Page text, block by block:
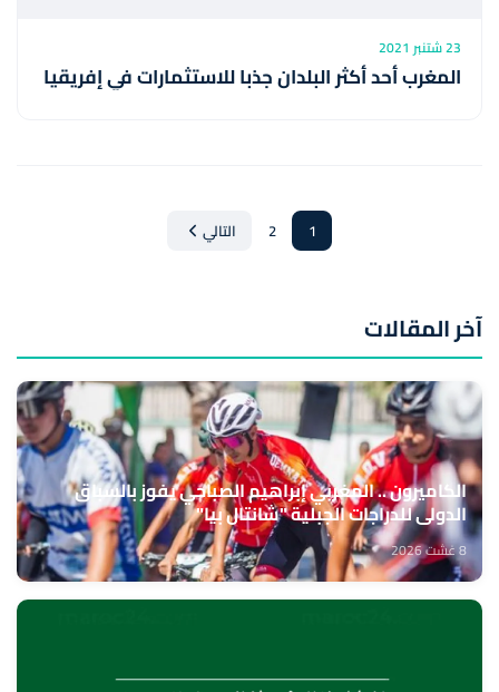
23 شتنبر 2021
المغرب أحد أكثر البلدان جذبا للاستثمارات في إفريقيا
1
2 التالي
آخر المقالات
الكاميرون .. المغربي إبراهيم الصباحي يفوز بالسباق
الدولي للدراجات الجبلية "شانتال بيا"
8 غشت 2026